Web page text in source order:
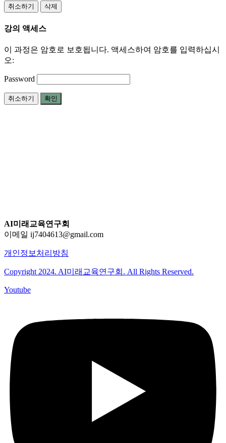
취소하기 삭제
강의 액세스
이 과정은 암호로 보호됩니다. 액세스하여 암호를 입력하십시
오:
Password
취소하기 확인
AI미래교육연구회
이메일 ij7404613@gmail.com
개인정보처리방침
Copyright 2024. AI미래교육연구회. All Rights Reserved.
Youtube